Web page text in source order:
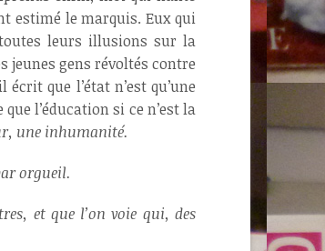
estimé le marquis. Eux qui
leurs illusions sur la
jeunes gens révoltés contre
que l’état n’est qu’une
l’éducation si ce n’est la
une inhumanité.
orgueil.
et que l’on voie qui, des